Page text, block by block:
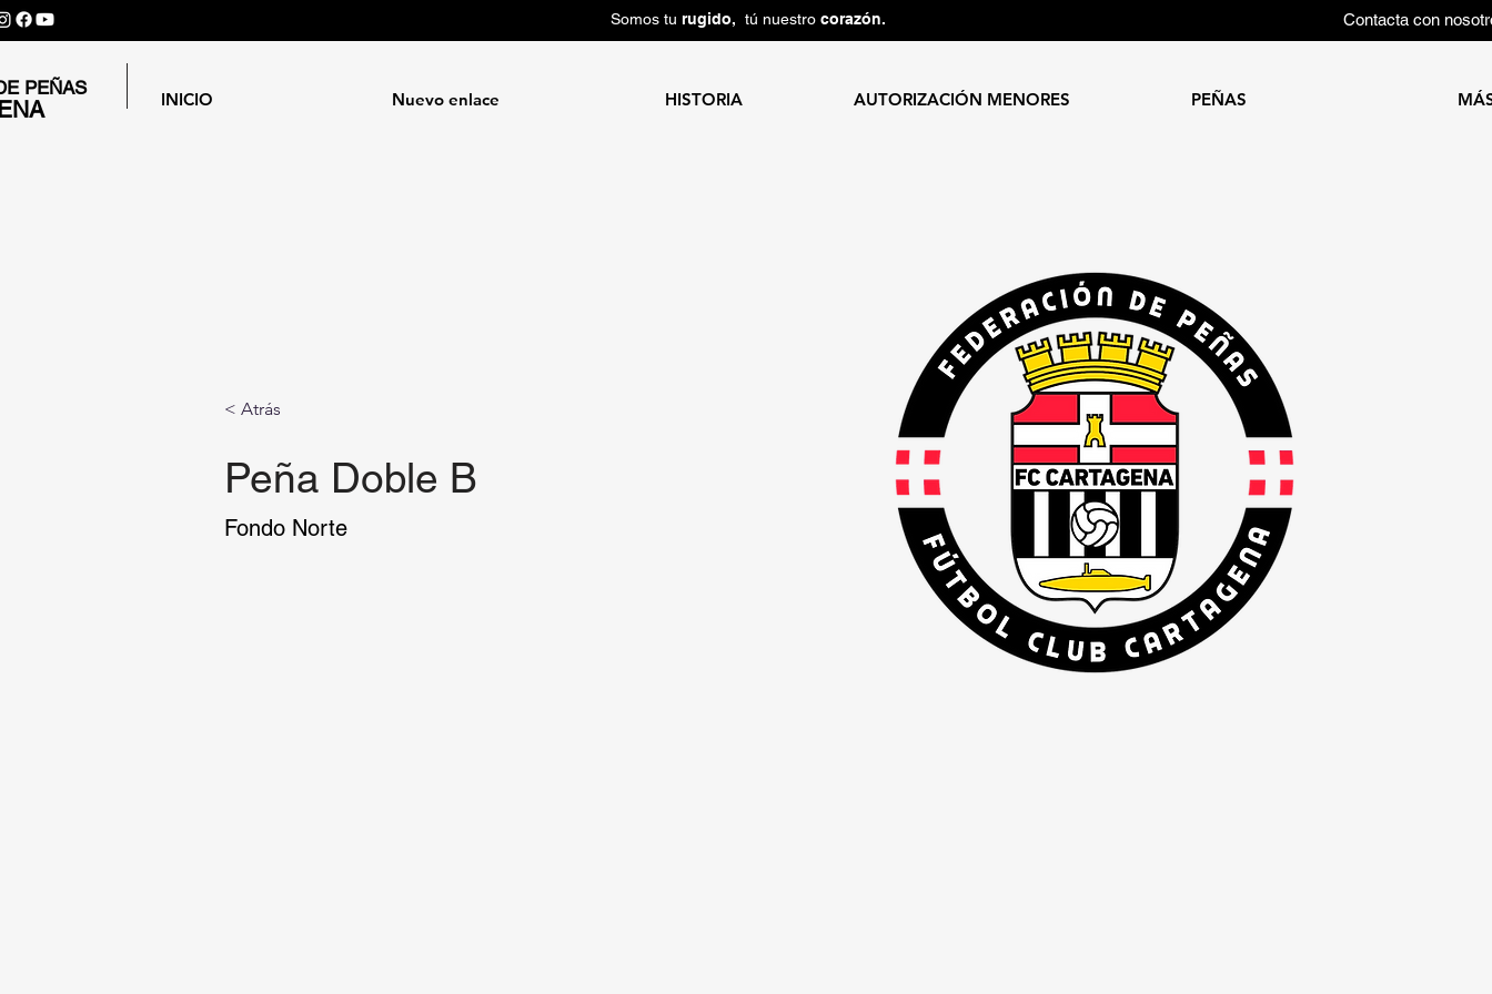
Somos tu rugido, tú nuestro corazón. Contacta con
PEÑAS
INICIO Nuevo enlace HISTORIA AUTORIZACIÓN MENORES PEÑAS
< Atrás
Peña Doble B
Fondo Norte